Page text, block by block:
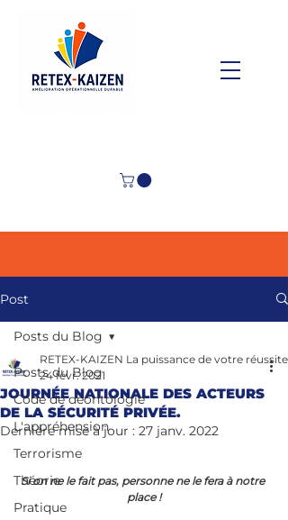
Post
Posts du Blog
Code de déontologie
L'appréhension
Terrorisme
Théorie
Pratique
Posts du Blog
JOURNÉE NATIONALE DES ACTEURS
DE LA SÉCURITÉ PRIVÉE.
RETEX-KAIZEN La puissance de votre réussite
24 févr. 2021
Dernière mise à jour : 27 janv. 2022
Si on ne le fait pas, personne ne le fera à notre
place !